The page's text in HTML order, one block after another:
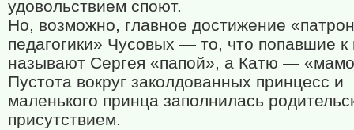
удовольствием споют.
Но, возможно, главное достижение
педагогики» Чусовых — то, что попавшие к
называют Сергея «папой», а Катю —
Пустота вокруг заколдованных принцесс и
маленького принца заполнилась
присутствием.